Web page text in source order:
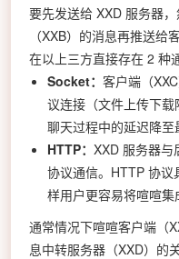
要先发送给 XXD 服务器
（XXB）的消息再推送给
在以上三方直接存在 2 种
Socket： 客户端（
议连接（文件上传下
聊天过程中的延迟降至
HTTP： XXD 服务器与
协议通信。HTTP 协
样用户更容易将喧喧集
通常情况下喧喧客户端（
息中转服务器（XXD）的